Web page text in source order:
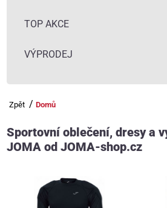
TOP AKCE
VÝPRODEJ
Zpět Domů
Sportovní oblečení, dresy a
JOMA od JOMA-shop.cz